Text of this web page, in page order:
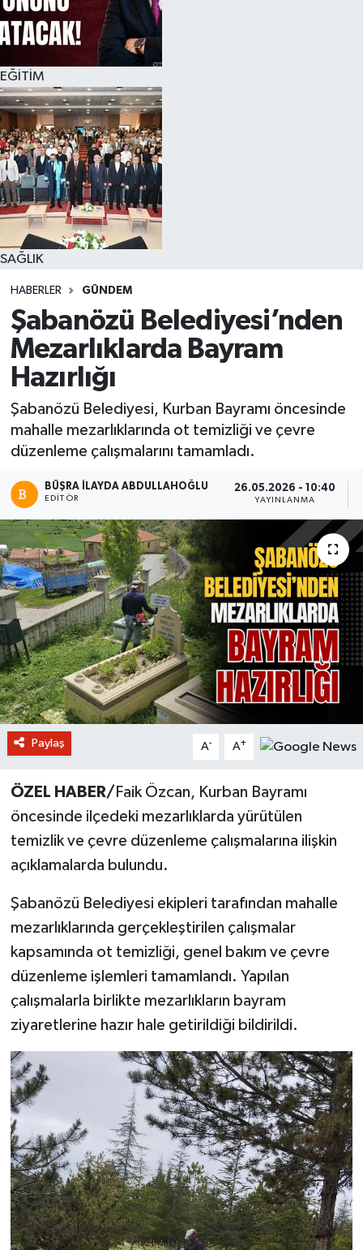
EĞİTİM
SAĞLIK
HABERLER GÜNDEM
Şabanözü Belediyesi’nden
Mezarlıklarda Bayram
Hazırlığı
Şabanözü Belediyesi, Kurban Bayramı öncesinde
mahalle mezarlıklarında ot temizliği ve çevre
düzenleme çalışmalarını tamamladı.
BÜŞRA İLAYDA ABDULLAHOĞLU
EDITÖR
26.05.2026 - 10:40
YAYINLANMA
Paylaş A- A+
ÖZEL HABER/ Faik Özcan, Kurban Bayramı
öncesinde ilçedeki mezarlıklarda yürütülen
temizlik ve çevre düzenleme çalışmalarına ilişkin
açıklamalarda bulundu.
Şabanözü Belediyesi ekipleri tarafından mahalle
mezarlıklarında gerçekleştirilen çalışmalar
kapsamında ot temizliği, genel bakım ve çevre
düzenleme işlemleri tamamlandı. Yapılan
çalışmalarla birlikte mezarlıkların bayram
ziyaretlerine hazır hale getirildiği bildirildi.